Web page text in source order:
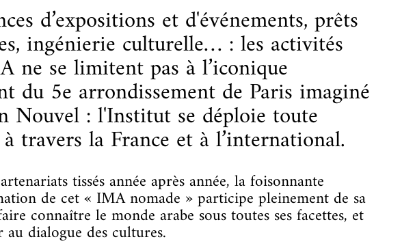
d’expositions et d'événements, prêts
ingénierie culturelle… : les activités
ne se limitent pas à l’iconique
du 5e arrondissement de Paris imaginé
Nouvel : l'Institut se déploie toute
à travers la France et à l’international.
tissés année après année, la foisonnante
de cet « IMA nomade » participe pleinement de sa
connaître le monde arabe sous toutes ses facettes, et
dialogue des cultures.